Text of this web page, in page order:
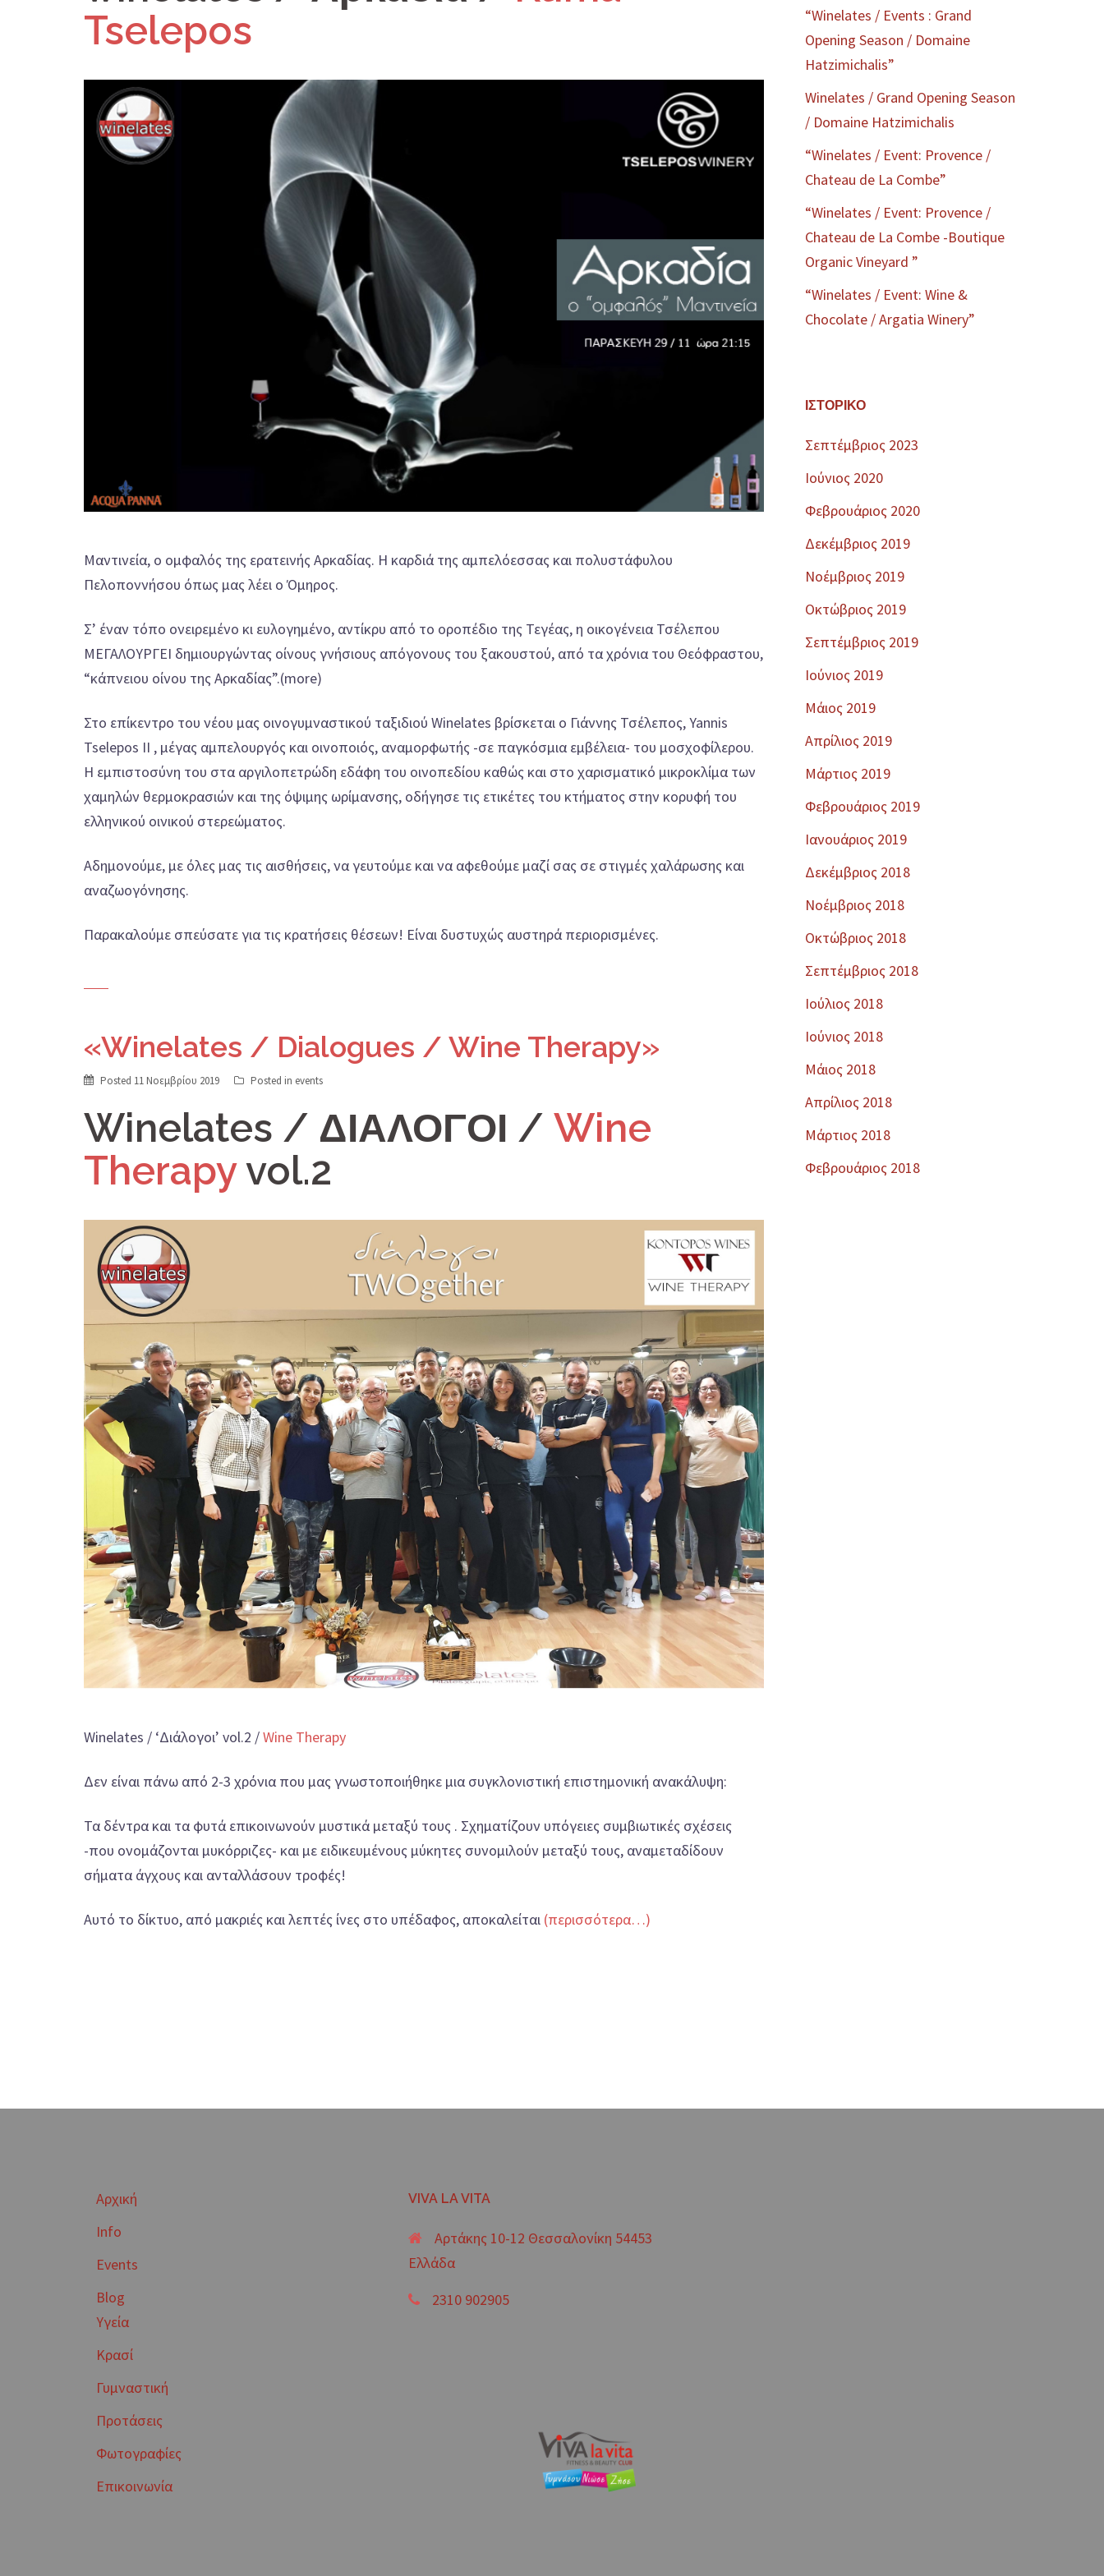
Tselepos
Μαντινεία, ο ομφαλός της ερατεινής Αρκαδίας. Η καρδιά της αμπελόεσσας και πολυστάφυλου
Πελοποννήσου όπως μας λέει ο Όμηρος.
Σ’ έναν τόπο ονειρεμένο κι ευλογημένο, αντίκρυ από το οροπέδιο της Τεγέας, η οικογένεια Τσέλεπου
ΜΕΓΑΛΟΥΡΓΕΙ δημιουργώντας οίνους γνήσιους απόγονους του ξακουστού, από τα χρόνια του Θεόφραστου,
“κάπνειου οίνου της Αρκαδίας”.(more)
Στο επίκεντρο του νέου μας οινογυμναστικού ταξιδιού Winelates βρίσκεται ο Γιάννης Τσέλεπος, Yannis
Tselepos II , μέγας αμπελουργός και οινοποιός, αναμορφωτής -σε παγκόσμια εμβέλεια- του μοσχοφίλερου.
Η εμπιστοσύνη του στα αργιλοπετρώδη εδάφη του οινοπεδίου καθώς και στο χαρισματικό μικροκλίμα των
χαμηλών θερμοκρασιών και της όψιμης ωρίμανσης, οδήγησε τις ετικέτες του κτήματος στην κορυφή του
ελληνικού οινικού στερεώματος.
Αδημονούμε, με όλες μας τις αισθήσεις, να γευτούμε και να αφεθούμε μαζί σας σε στιγμές χαλάρωσης και
αναζωογόνησης.
Παρακαλούμε σπεύσατε για τις κρατήσεις θέσεων! Είναι δυστυχώς αυστηρά περιορισμένες.
«Winelates / Dialogues / Wine Therapy»
Posted 11 Νοεμβρίου 2019 Posted in events
Winelates / ΔΙΑΛΟΓΟΙ / Wine
Therapyvol.2
Winelates / ‘Διάλογοι’ vol.2 /Wine Therapy
Δεν είναι πάνω από 2-3 χρόνια που μας γνωστοποιήθηκε μια συγκλονιστική επιστημονική ανακάλυψη:
Τα δέντρα και τα φυτά επικοινωνούν μυστικά μεταξύ τους . Σχηματίζουν υπόγειες συμβιωτικές σχέσεις
-που ονομάζονται μυκόρριζες- και με ειδικευμένους μύκητες συνομιλούν μεταξύ τους, αναμεταδίδουν
σήματα άγχους και ανταλλάσουν τροφές!
Αυτό το δίκτυο, από μακριές και λεπτές ίνες στο υπέδαφος, αποκαλείται (περισσότερα…)
“Winelates / Events : Grand
Opening Season / Domaine
Hatzimichalis”
Winelates / Grand Opening Season
/ Domaine Hatzimichalis
“Winelates / Event: Provence /
Chateau de La Combe”
“Winelates / Event: Provence /
Chateau de La Combe -Boutique
Organic Vineyard ”
“Winelates / Event: Wine &
Chocolate / Argatia Winery”
ΙΣΤΟΡΙΚΌ
Σεπτέμβριος 2023
Ιούνιος 2020
Φεβρουάριος 2020
Δεκέμβριος 2019
Νοέμβριος 2019
Οκτώβριος 2019
Σεπτέμβριος 2019
Ιούνιος 2019
Μάιος 2019
Απρίλιος 2019
Μάρτιος 2019
Φεβρουάριος 2019
Ιανουάριος 2019
Δεκέμβριος 2018
Νοέμβριος 2018
Οκτώβριος 2018
Σεπτέμβριος 2018
Ιούλιος 2018
Ιούνιος 2018
Μάιος 2018
Απρίλιος 2018
Μάρτιος 2018
Φεβρουάριος 2018
Αρχική
Info
Events
Blog
Υγεία
Κρασί
Γυμναστική
Προτάσεις
Φωτογραφίες
Επικοινωνία
VIVA LA VITA
Αρτάκης 10-12 Θεσσαλονίκη 54453
Ελλάδα
2310 902905